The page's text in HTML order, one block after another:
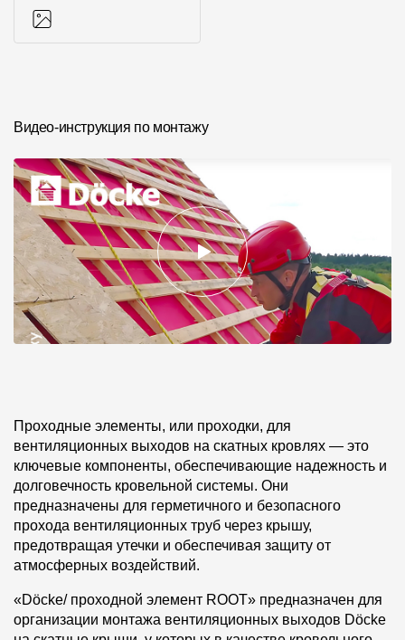
Видео-инструкция по монтажу
Проходные элементы, или проходки, для
вентиляционных выходов на скатных кровлях — это
ключевые компоненты, обеспечивающие надежность и
долговечность кровельной системы. Они
предназначены для герметичного и безопасного
прохода вентиляционных труб через крышу,
предотвращая утечки и обеспечивая защиту от
атмосферных воздействий.
«Döcke/ проходной элемент ROOT» предназначен для
организации монтажа вентиляционных выходов Döcke